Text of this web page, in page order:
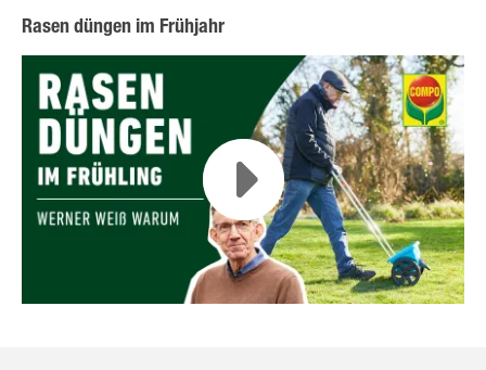
Rasen düngen im Frühjahr